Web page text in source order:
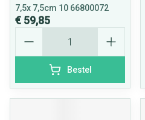
7,5x 7,5cm 10 66800072
€ 59,85
Bestel